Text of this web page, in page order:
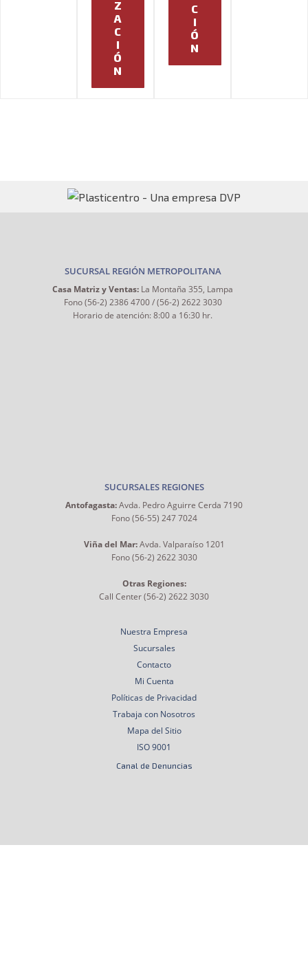
Z
A
C
I
Ó
N
C
I
Ó
N
SUCURSAL REGIÓN METROPOLITANA
Casa Matriz y Ventas: La Montaña 355, Lampa
Fono (56-2) 2386 4700 / (56-2) 2622 3030
Horario de atención: 8:00 a 16:30 hr.
SUCURSALES REGIONES
Antofagasta:Avda. Pedro Aguirre Cerda 7190
Fono (56-55) 247 7024
Viña del Mar:Avda. Valparaíso 1201
Fono (56-2) 2622 3030
Otras Regiones:
Call Center (56-2) 2622 3030
Nuestra Empresa
Sucursales
Contacto
Mi Cuenta
Políticas de Privacidad
Trabaja con Nosotros
Mapa del Sitio
ISO 9001
Canal de Denuncias